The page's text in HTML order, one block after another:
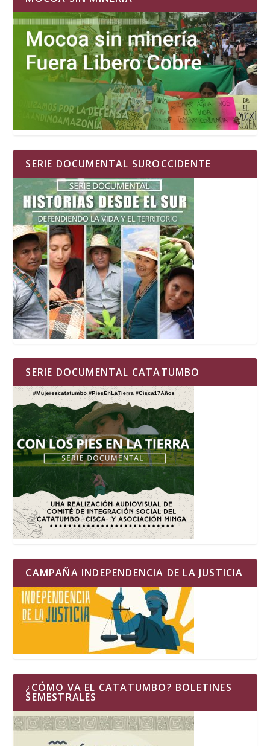
SERIE DOCUMENTAL SUROCCIDENTE
SERIE DOCUMENTAL CATATUMBO
CAMPAÑA INDEPENDENCIA DE LA JUSTICIA
¿CÓMO VA EL CATATUMBO? BOLETINES
SEMESTRALES